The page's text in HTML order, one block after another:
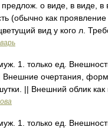
о виде, в виде, в
(обычно как
вид у кого л.
1. только ед.
очертания,
|| Внешний облик
1. только ед.